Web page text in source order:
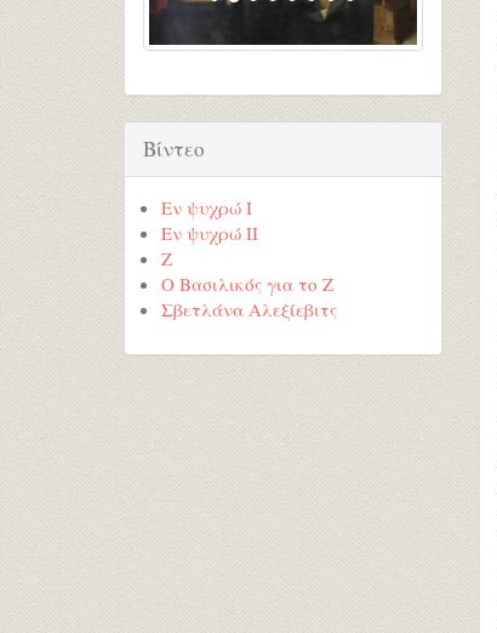
Βίντεο
Εν ψυχρώ I
Εν ψυχρώ ΙΙ
Ζ
Ο Βασιλικός για το Ζ
Σβετλάνα Αλεξίεβιτς